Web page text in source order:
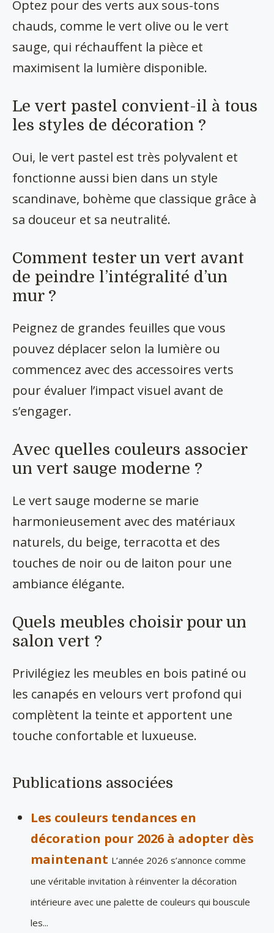
Optez pour des verts aux sous-tons
chauds, comme le vert olive ou le vert
sauge, qui réchauffent la pièce et
maximisent la lumière disponible.
Le vert pastel convient-il à tous
les styles de décoration ?
Oui, le vert pastel est très polyvalent et
fonctionne aussi bien dans un style
scandinave, bohème que classique grâce à
sa douceur et sa neutralité.
Comment tester un vert avant
de peindre l’intégralité d’un
mur ?
Peignez de grandes feuilles que vous
pouvez déplacer selon la lumière ou
commencez avec des accessoires verts
pour évaluer l’impact visuel avant de
s’engager.
Avec quelles couleurs associer
un vert sauge moderne ?
Le vert sauge moderne se marie
harmonieusement avec des matériaux
naturels, du beige, terracotta et des
touches de noir ou de laiton pour une
ambiance élégante.
Quels meubles choisir pour un
salon vert ?
Privilégiez les meubles en bois patiné ou
les canapés en velours vert profond qui
complètent la teinte et apportent une
touche confortable et luxueuse.
Publications associées
Les couleurs tendances en
décoration pour 2026 à adopter dès
maintenant L’année 2026 s’annonce comme
une véritable invitation à réinventer la décoration
intérieure avec une palette de couleurs qui bouscule
les...